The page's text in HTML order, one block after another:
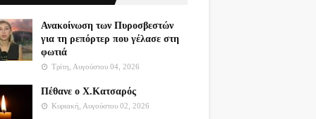
Ανακοίνωση των Πυροσβεστών
για τη ρεπόρτερ που γέλασε στη
φωτιά
Τρίτη, Αυγούστου 04, 2026
Πέθανε ο Χ.Κατσαρός
Κυριακή, Αυγούστου 02, 2026